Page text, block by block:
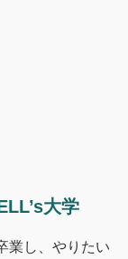
大学
業し、やりたい